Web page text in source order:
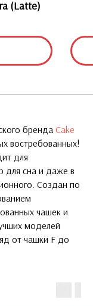
(Latte)
бренда Cake
востребованных!
для
для сна и даже в
Создан по
чашек и
моделей
от чашки F до